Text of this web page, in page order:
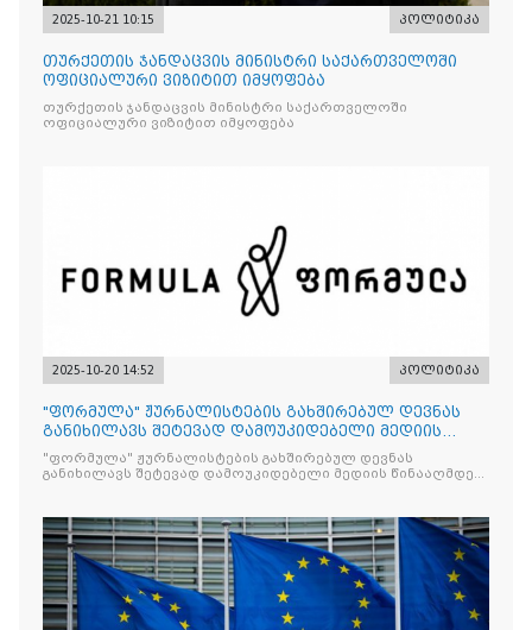
2025-10-21 10:15 პოლიტიკა
თურქეთის ჯანდაცვის მინისტრი საქართველოში
ოფიციალური ვიზიტით იმყოფება
თურქეთის ჯანდაცვის მინისტრი საქართველოში
ოფიციალური ვიზიტით იმყოფება
2025-10-20 14:52 პოლიტიკა
"ფორმულა" ჟურნალისტების გახშირებულ დევნას
განიხილავს შეტევად დამოუკიდებელი მედიის
წინააღმდ
"ფორმულა" ჟურნალისტების გახშირებულ დევნას
განიხილავს შეტევად დამოუკიდებელი მედიის წინააღმდეგ,